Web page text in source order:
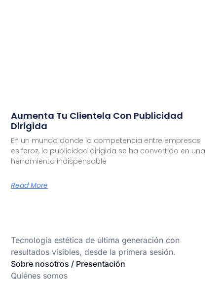
Aumenta Tu Clientela Con Publicidad
Dirigida
En un mundo donde la competencia entre empresas
es feroz, la publicidad dirigida se ha convertido en una
herramienta indispensable
Read More
Tecnología estética de última generación con
resultados visibles, desde la primera sesión.
Sobre nosotros / Presentación
Quiénes somos